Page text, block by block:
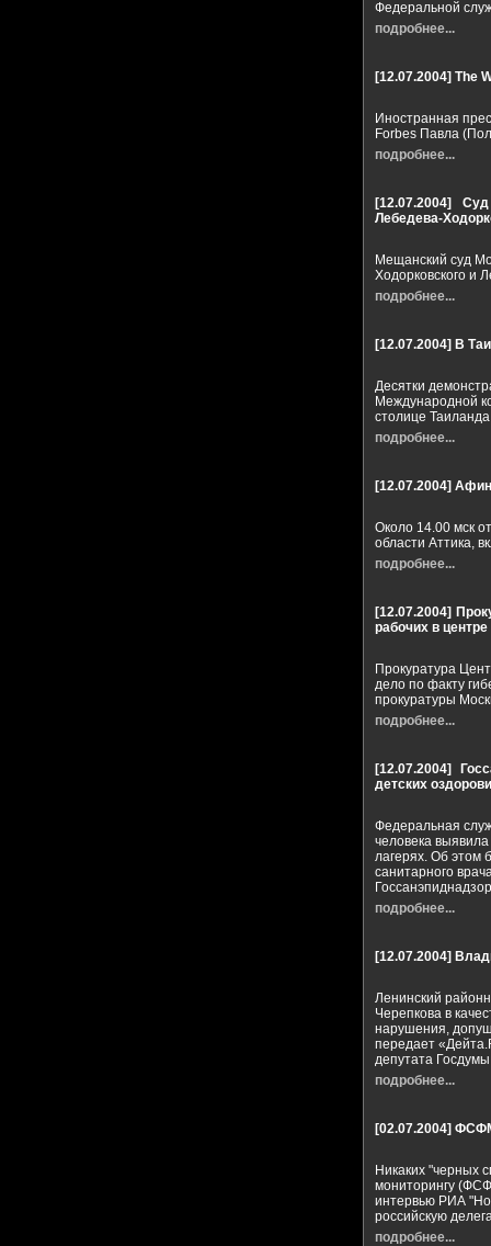
Федеральной
подробнее...
[12.07.2004] The
Иностранная
Forbes Павла
подробнее...
[12.07.2004]
Лебедева-
Мещанский суд
Ходорковского и
подробнее...
[12.07.2004] В
Десятки
Международной
столице Таиланда
подробнее...
[12.07.2004]
Около 14.00 мск
области Аттика,
подробнее...
[12.07.2004]
рабочих в
Прокуратура
дело по факту
прокуратуры
подробнее...
[12.07.2004]
детских
Федеральная
человека
лагерях. Об этом
санитарного
подробнее...
[12.07.2004]
Ленинский
Черепкова в
нарушения,
передает
депутата
подробнее...
[02.07.2004] ФСФМ
Никаких "черных
мониторингу
интервью РИА
российскую
подробнее...